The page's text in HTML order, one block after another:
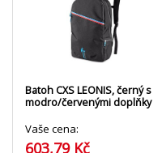
Batoh CXS LEONIS, černý s
modro/červenými doplňky
Vaše cena:
603,79 Kč